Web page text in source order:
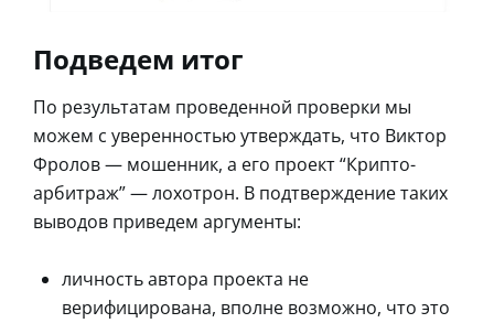
Подведем итог
По результатам проведенной проверки мы
можем с уверенностью утверждать, что Виктор
Фролов — мошенник, а его проект “Крипто-
арбитраж” — лохотрон. В подтверждение таких
выводов приведем аргументы:
личность автора проекта не
верифицирована, вполне возможно, что это